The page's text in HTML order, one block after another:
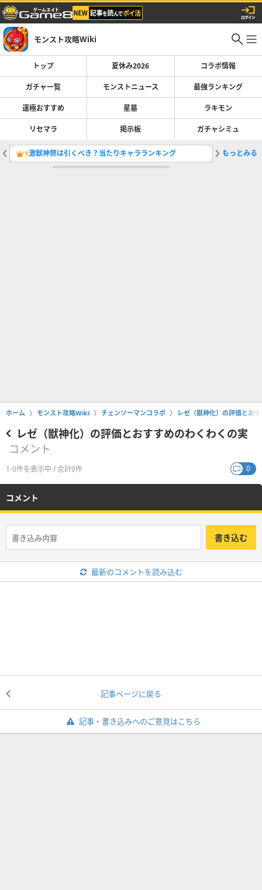
モンスト攻略Wiki
トップ 夏休み2026 コラボ情報
ガチャ一覧 モンストニュース 最強ランキング
運極おすすめ 星墓 ラキモン
リセマラ 掲示板 ガチャシミュ
1激獣神祭は引くべき？当たりキャラランキング 2最強キ
もっとみる
ホーム モンスト攻略Wiki チェンソーマンコラボ レゼ（獣神化）の評価とお
レゼ（獣神化）の評価とおすすめのわくわくの実
コメント
1-0件を表示中 / 合計0件 0
コメント
書き込む
最新のコメントを読み込む
記事ページに戻る
記事・書き込みへのご意見はこちら